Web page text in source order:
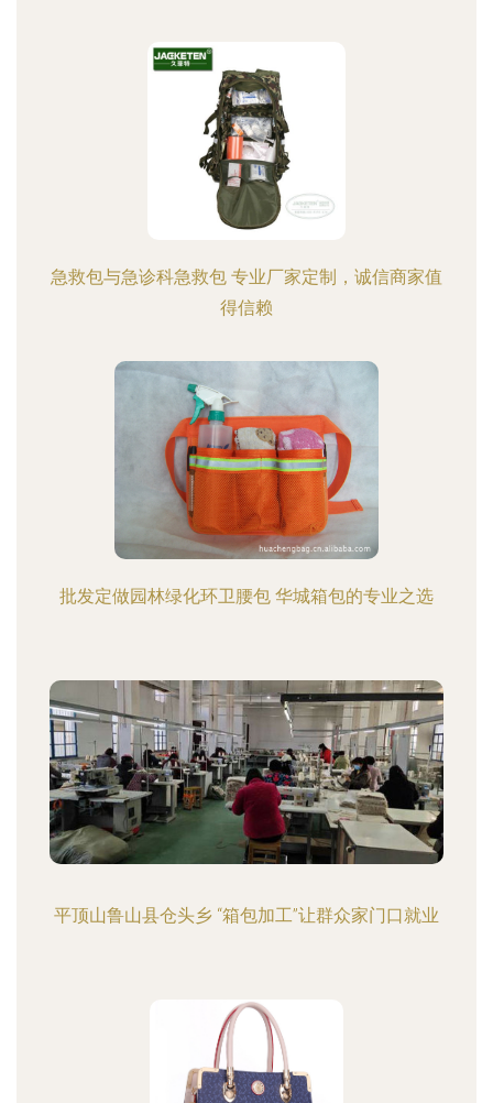
急救包与急诊科急救包 专业厂家定制，诚信商家值
得信赖
批发定做园林绿化环卫腰包 华城箱包的专业之选
平顶山鲁山县仓头乡 “箱包加工”让群众家门口就业